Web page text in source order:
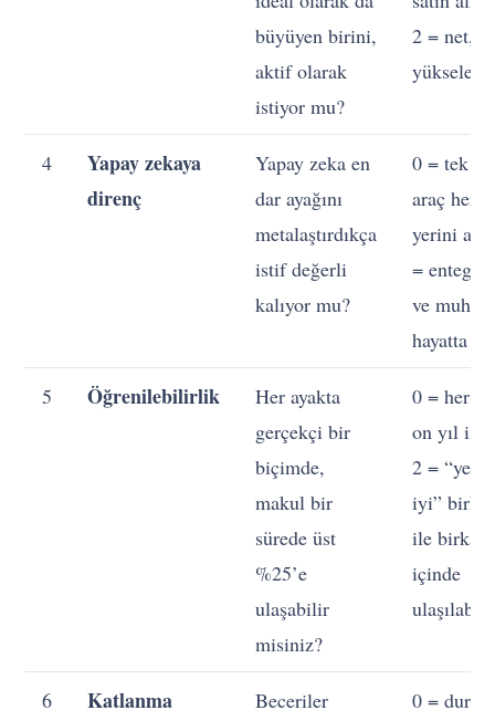
büyüyen birini,
aktif olarak
istiyor mu?
2 = net,
yükselen
4
Yapay zekaya
direnç
Yapay zeka en
dar ayağını
metalaştırdıkça
istif değerli
kalıyor mu?
0 = tek
araç her
yerini
=
ve
hayatta
5 Öğrenilebilirlik
Her ayakta
gerçekçi bir
biçimde,
makul bir
sürede üst
%25’e
ulaşabilir
misiniz?
0 = her
on yıl
2 =
iyi”
ile birkaç
içinde
6 Katlanma
Beceriler
0 =